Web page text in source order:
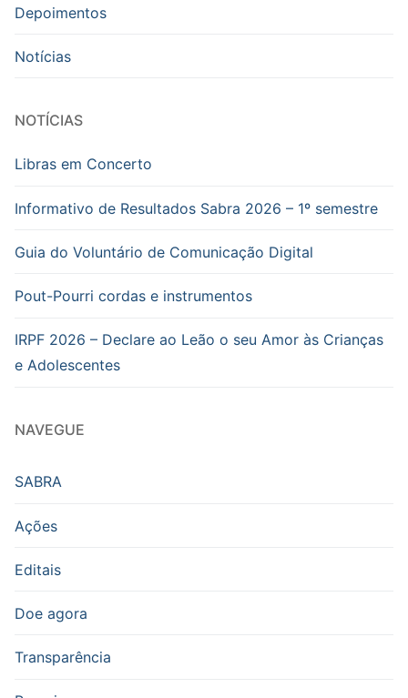
Depoimentos
Notícias
NOTÍCIAS
Libras em Concerto
Informativo de Resultados Sabra 2026 – 1º semestre
Guia do Voluntário de Comunicação Digital
Pout-Pourri cordas e instrumentos
IRPF 2026 – Declare ao Leão o seu Amor às Crianças
e Adolescentes
NAVEGUE
SABRA
Ações
Editais
Doe agora
Transparência